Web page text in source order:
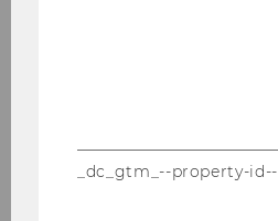
_dc_gtm_--property-id--